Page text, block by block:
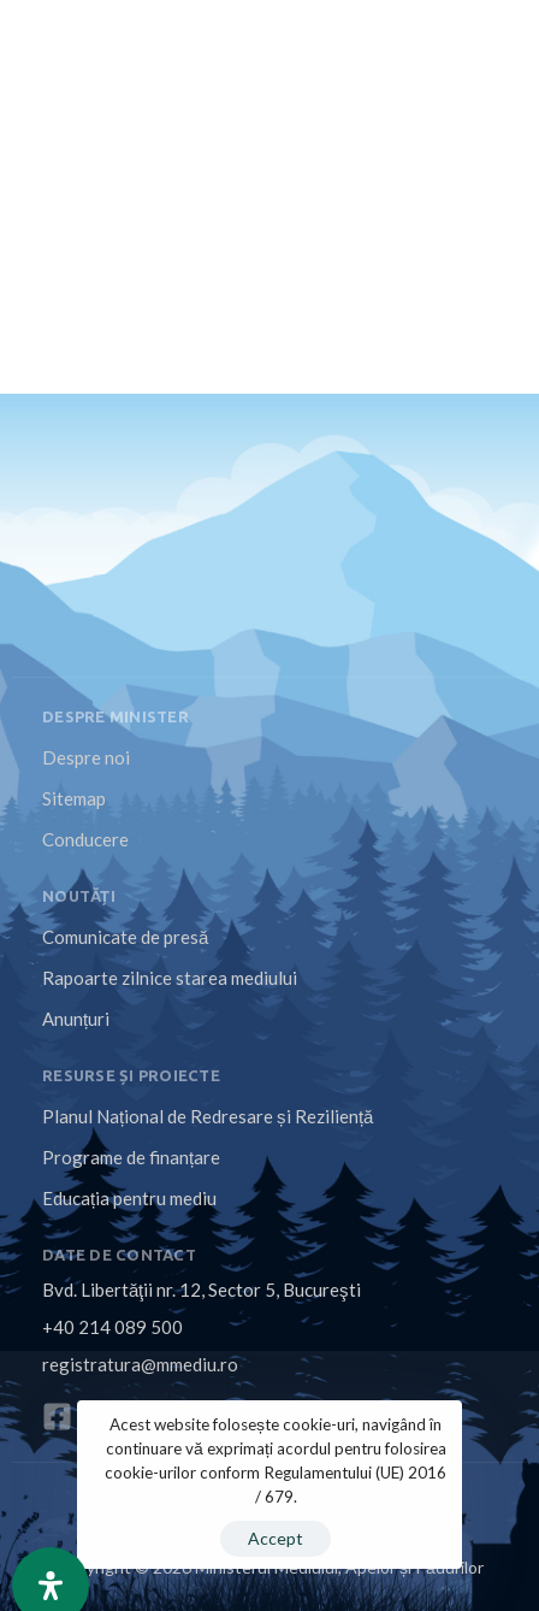
DESPRE MINISTER
Despre noi
Sitemap
Conducere
NOUTĂȚI
Comunicate de presă
Rapoarte zilnice starea mediului
Anunțuri
RESURSE ȘI PROIECTE
Planul Național de Redresare și Reziliență
Programe de finanțare
Educația pentru mediu
DATE DE CONTACT
Bvd. Libertăţii nr. 12, Sector 5, Bucureşti
+40 214 089 500
registratura@mmediu.ro
Copyright © 2026 Ministerul Mediului, Apelor și Pădurilor
Acest website folosește cookie-uri, navigând în
continuare vă exprimați acordul pentru folosirea
cookie-urilor conform Regulamentului (UE) 2016
/ 679.
Accept